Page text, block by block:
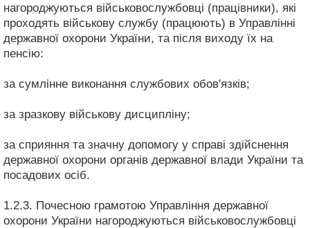
нагороджуються військовослужбовці (працівники), які
проходять військову службу (працюють) в Управлінні
державної охорони України, та після виходу їх на
пенсію:
за сумлінне виконання службових обов'язків;
за зразкову військову дисципліну;
за сприяння та значну допомогу у справі здійснення
державної охорони органів державної влади України та
посадових осіб.
1.2.3. Почесною грамотою Управління державної
охорони України нагороджуються військовослужбовці